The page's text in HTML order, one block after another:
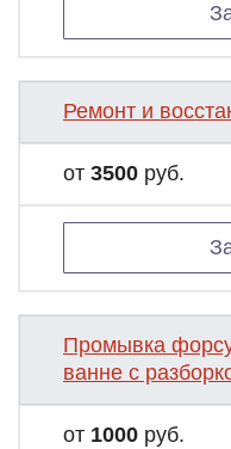
Ремонт и
от 3500 руб.
Промывка
ванне с
от 1000 руб.